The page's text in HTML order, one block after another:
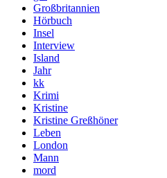
Großbritannien
Hörbuch
Insel
Interview
Island
Jahr
kk
Krimi
Kristine
Kristine Greßhöner
Leben
London
Mann
mord